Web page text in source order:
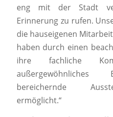
eng mit der Stadt
Erinnerung zu rufen.
die hauseigenen
haben durch einen
ihre fachliche
außergewöhnliches
bereichernde
ermöglicht.“